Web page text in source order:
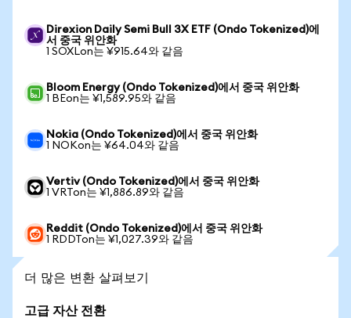
Direxion Daily Semi Bull 3X ETF (Ondo Tokenized)에
서 중국 위안화
1 SOXLon는 ¥915.64와 같음
Bloom Energy (Ondo Tokenized)에서 중국 위안화
1 BEon는 ¥1,589.95와 같음
Nokia (Ondo Tokenized)에서 중국 위안화
1 NOKon는 ¥64.04와 같음
Vertiv (Ondo Tokenized)에서 중국 위안화
1 VRTon는 ¥1,886.89와 같음
Reddit (Ondo Tokenized)에서 중국 위안화
1 RDDTon는 ¥1,027.39와 같음
더 많은 변환 살펴보기
고급 자산 전환